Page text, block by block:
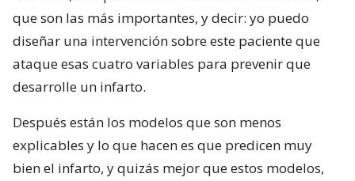
que son las más importantes, y decir: yo puedo
diseñar una intervención sobre este paciente que
ataque esas cuatro variables para prevenir que
desarrolle un infarto.
Después están los modelos que son menos
explicables y lo que hacen es que predicen muy
bien el infarto, y quizás mejor que estos modelos,